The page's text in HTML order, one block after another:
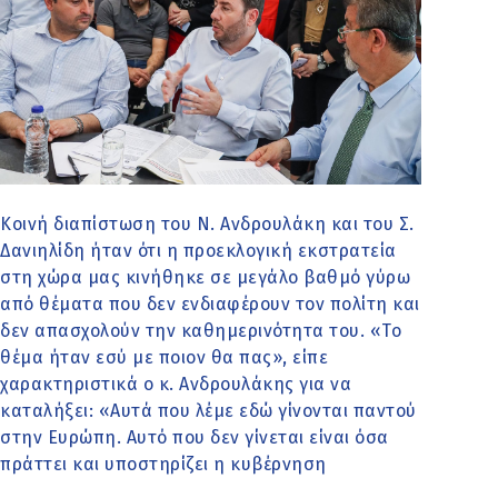
Κοινή διαπίστωση του Ν. Ανδρουλάκη και του Σ.
Δανιηλίδη ήταν ότι η προεκλογική εκστρατεία
στη χώρα μας κινήθηκε σε μεγάλο βαθμό γύρω
από θέματα που δεν ενδιαφέρουν τον πολίτη και
δεν απασχολούν την καθημερινότητα του. «Το
θέμα ήταν εσύ με ποιον θα πας», είπε
χαρακτηριστικά ο κ. Ανδρουλάκης για να
καταλήξει: «Αυτά που λέμε εδώ γίνονται παντού
στην Ευρώπη. Αυτό που δεν γίνεται είναι όσα
πράττει και υποστηρίζει η κυβέρνηση